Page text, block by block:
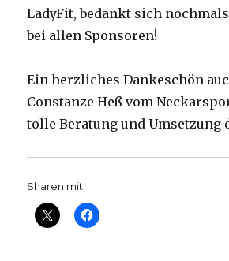
LadyFit, bedankt sich
bei allen Sponsoren!
Ein herzliches Dankeschön
Constanze Heß vom
tolle Beratung und Umsetzung
Sharen mit: